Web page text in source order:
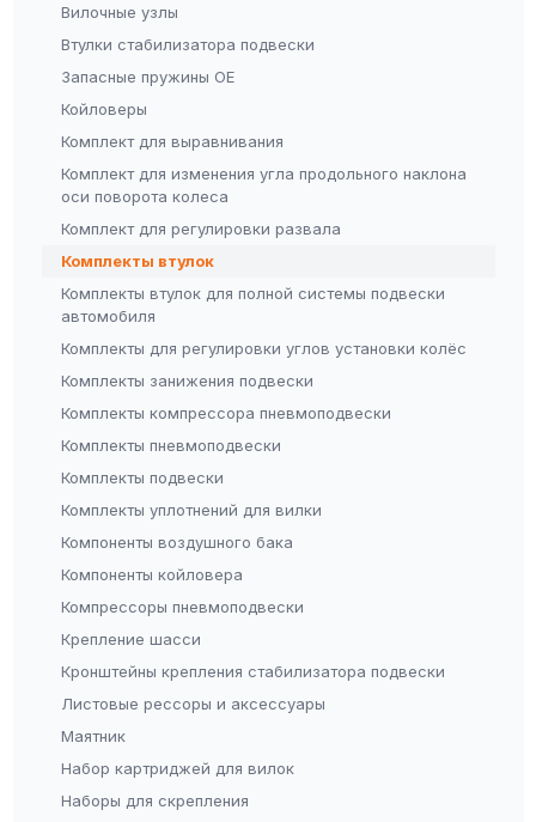
Вилочные узлы
Втулки стабилизатора подвески
Запасные пружины OE
Койловеры
Комплект для выравнивания
Комплект для изменения угла продольного наклона
оси поворота колеса
Комплект для регулировки развала
Комплекты втулок
Комплекты втулок для полной системы подвески
автомобиля
Комплекты для регулировки углов установки колёс
Комплекты занижения подвески
Комплекты компрессора пневмоподвески
Комплекты пневмоподвески
Комплекты подвески
Комплекты уплотнений для вилки
Компоненты воздушного бака
Компоненты койловера
Компрессоры пневмоподвески
Крепление шасси
Кронштейны крепления стабилизатора подвески
Листовые рессоры и аксессуары
Маятник
Набор картриджей для вилок
Наборы для скрепления